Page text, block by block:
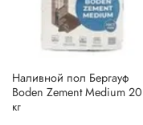
Наливной пол Бергауф
Boden Zement Medium 20
кг